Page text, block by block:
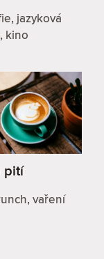
jazyková
kino
pití
vaření